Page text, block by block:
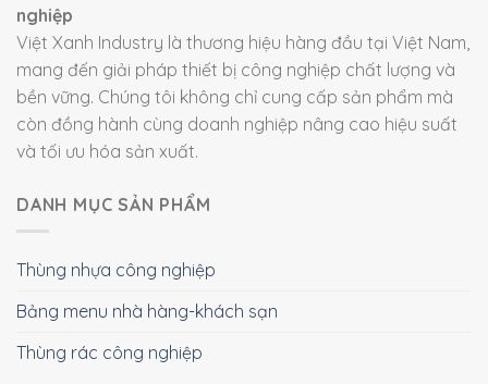
nghiệp
Việt Xanh Industry là thương hiệu hàng đầu tại Việt Nam,
mang đến giải pháp thiết bị công nghiệp chất lượng và
bền vững. Chúng tôi không chỉ cung cấp sản phẩm mà
còn đồng hành cùng doanh nghiệp nâng cao hiệu suất
và tối ưu hóa sản xuất.
DANH MỤC SẢN PHẨM
Thùng nhựa công nghiệp
Bảng menu nhà hàng-khách sạn
Thùng rác công nghiệp